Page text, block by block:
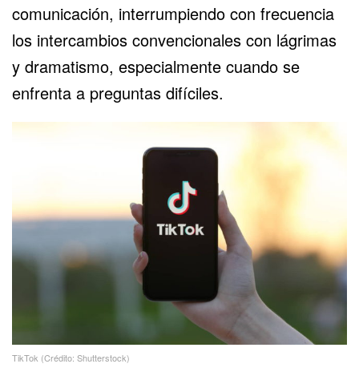
comunicación, interrumpiendo con frecuencia
los intercambios convencionales con lágrimas
y dramatismo, especialmente cuando se
enfrenta a preguntas difíciles.
TikTok (Crédito: Shutterstock)